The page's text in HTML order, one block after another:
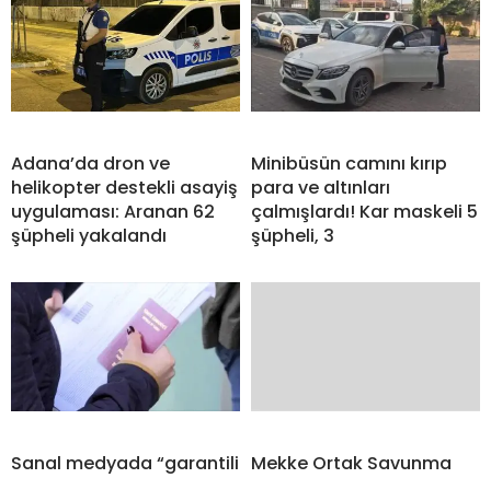
Adana’da dron ve
helikopter destekli asayiş
uygulaması: Aranan 62
şüpheli yakalandı
Minibüsün camını kırıp
para ve altınları
çalmışlardı! Kar maskeli 5
şüpheli, 3
Sanal medyada “garantili Mekke Ortak Savunma